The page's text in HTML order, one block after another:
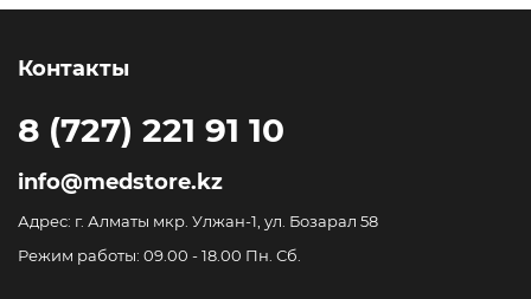
Контакты
8 (727) 221 91 10
info@medstore.kz
Адрес: г. Алматы мкр. Улжан-1, ул. Бозарал 58
Режим работы: 09.00 - 18.00 Пн. Сб.